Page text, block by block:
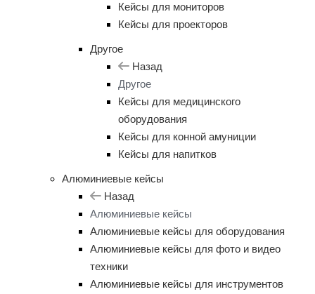
Кейсы для мониторов
Кейсы для проекторов
Другое
Назад
Другое
Кейсы для медицинского
оборудования
Кейсы для конной амуниции
Кейсы для напитков
Алюминиевые кейсы
Назад
Алюминиевые кейсы
Алюминиевые кейсы для оборудования
Алюминиевые кейсы для фото и видео
техники
Алюминиевые кейсы для инструментов